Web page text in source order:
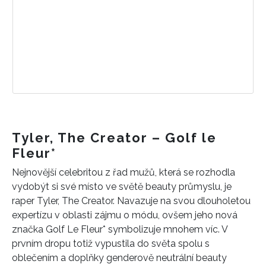
Tyler, The Creator – Golf le
Fleur*
Nejnovější celebritou z řad mužů, která se rozhodla
vydobýt si své místo ve světě beauty průmyslu, je
raper Tyler, The Creator. Navazuje na svou dlouholetou
expertízu v oblasti zájmu o módu, ovšem jeho nová
značka Golf Le Fleur* symbolizuje mnohem víc. V
prvním dropu totiž vypustila do světa spolu s
oblečením a doplňky genderově neutrální beauty